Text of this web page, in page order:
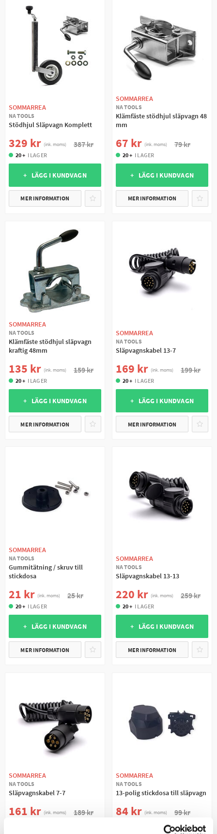
SOMMARREA
NA TOOLS
Stödhjul Släpvagn Komplett
329 kr (ink. moms) 387 kr
20 + I LAGER
+ LÄGG I KUNDVAGN
MER INFORMATION
SOMMARREA
NA TOOLS
Klämfäste stödhjul släpvagn 48
mm
67 kr (ink. moms) 79 kr
20 + I LAGER
+ LÄGG I KUNDVAGN
MER INFORMATION
SOMMARREA
NA TOOLS
Klämfäste stödhjul släpvagn
kraftig 48mm
135 kr (ink. moms) 159 kr
20 + I LAGER
+ LÄGG I KUNDVAGN
MER INFORMATION
SOMMARREA
NA TOOLS
Släpvagnskabel 13-7
169 kr (ink. moms) 199 kr
20 + I LAGER
+ LÄGG I KUNDVAGN
MER INFORMATION
SOMMARREA
NA TOOLS
Gummitätning / skruv till
stickdosa
21 kr (ink. moms) 25 kr
20 + I LAGER
+ LÄGG I KUNDVAGN
MER INFORMATION
SOMMARREA
NA TOOLS
Släpvagnskabel 13-13
220 kr (ink. moms) 259 kr
20 + I LAGER
+ LÄGG I KUNDVAGN
MER INFORMATION
SOMMARREA
NA TOOLS
Släpvagnskabel 7-7
161 kr (ink. moms) 189 kr
SOMMARREA
NA TOOLS
13-polig stickdosa till släpvagn
84 kr (ink. moms) 99 kr